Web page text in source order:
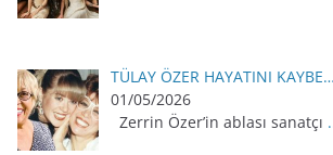
TÜLAY ÖZER HAYATINI KAYBE…
01/05/2026
Zerrin Özer’in ablası sanatçı